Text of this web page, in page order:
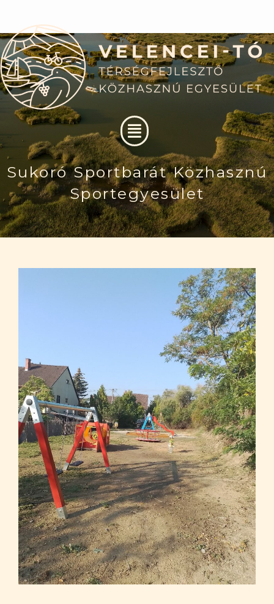
content
Menu
Sukoró Sportbarát Közhasznú
Sportegyesület